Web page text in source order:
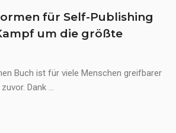
für Self-Publishing
um die größte
Buch ist für viele Menschen greifbarer
Dank ...